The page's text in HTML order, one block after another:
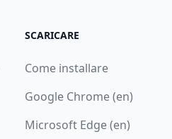
SCARICARE
Come installare
Google Chrome (en)
Microsoft Edge (en)